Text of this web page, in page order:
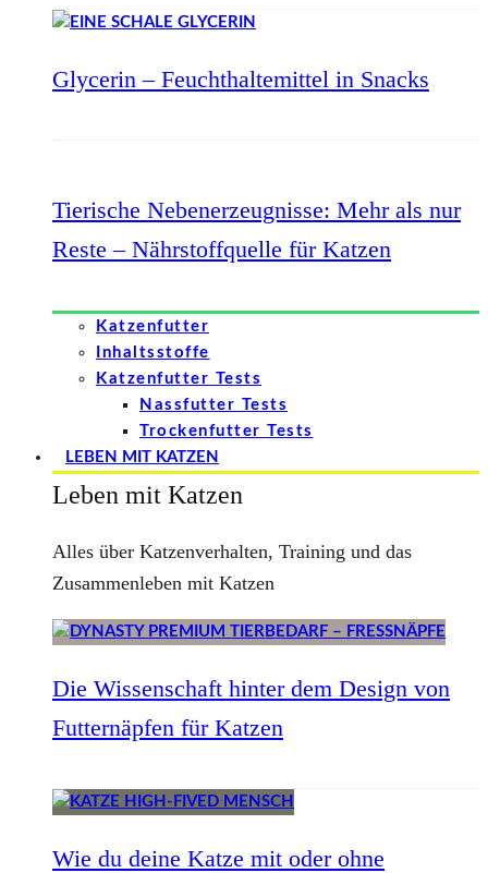
Glycerin – Feuchthaltemittel in Snacks
Tierische Nebenerzeugnisse: Mehr als nur
Reste – Nährstoffquelle für Katzen
Katzenfutter
Inhaltsstoffe
Katzenfutter Tests
Nassfutter Tests
Trockenfutter Tests
LEBEN MIT KATZEN
Leben mit Katzen
Alles über Katzenverhalten, Training und das
Zusammenleben mit Katzen
Die Wissenschaft hinter dem Design von
Futternäpfen für Katzen
Wie du deine Katze mit oder ohne